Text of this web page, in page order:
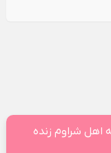
اهل شراوم زنده